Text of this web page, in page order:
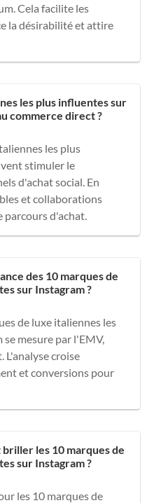
Cela facilite les
la désirabilité et attire
les plus influentes sur
commerce direct ?
les plus
stimuler le
d'achat social. En
et collaborations
d'achat.
des 10 marques de
sur Instagram ?
de luxe italiennes les
mesure par l'EMV,
L'analyse croise
et conversions pour
les 10 marques de
sur Instagram ?
les 10 marques de